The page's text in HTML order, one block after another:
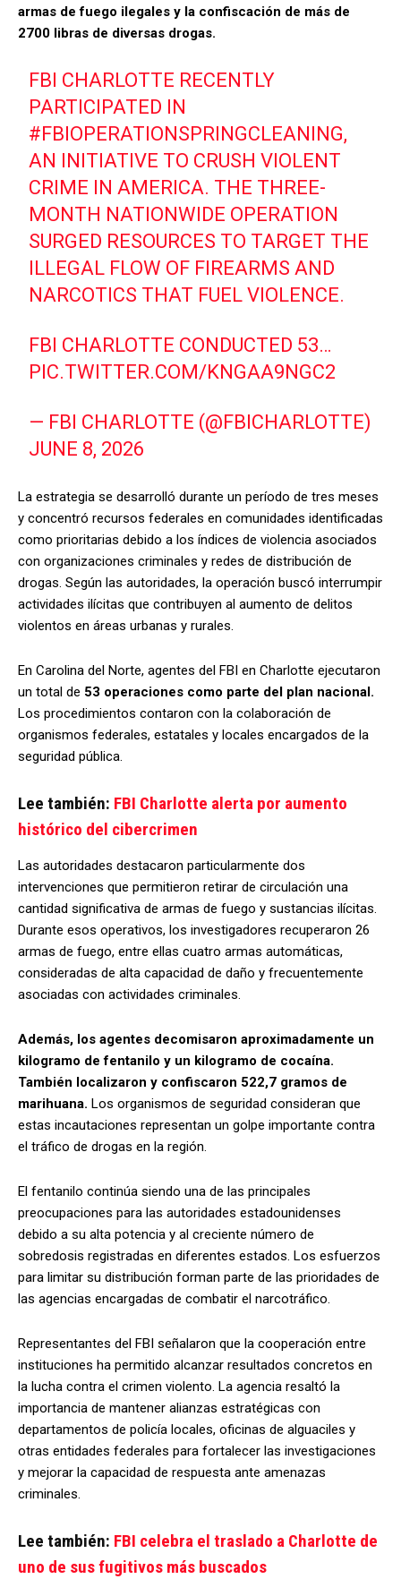
armas de fuego ilegales y la confiscación de más de
2700 libras de diversas drogas.
FBI CHARLOTTE RECENTLY
PARTICIPATED IN
#FBIOPERATIONSPRINGCLEANING,
AN INITIATIVE TO CRUSH VIOLENT
CRIME IN AMERICA. THE THREE-
MONTH NATIONWIDE OPERATION
SURGED RESOURCES TO TARGET THE
ILLEGAL FLOW OF FIREARMS AND
NARCOTICS THAT FUEL VIOLENCE.
FBI CHARLOTTE CONDUCTED 53…
PIC.TWITTER.COM/KNGAA9NGC2
— FBI CHARLOTTE (@FBICHARLOTTE)
JUNE 8, 2026
La estrategia se desarrolló durante un período de tres meses
y concentró recursos federales en comunidades identificadas
como prioritarias debido a los índices de violencia asociados
con organizaciones criminales y redes de distribución de
drogas. Según las autoridades, la operación buscó interrumpir
actividades ilícitas que contribuyen al aumento de delitos
violentos en áreas urbanas y rurales.
En Carolina del Norte, agentes del FBI en Charlotte ejecutaron
un total de 53 operaciones como parte del plan nacional.
Los procedimientos contaron con la colaboración de
organismos federales, estatales y locales encargados de la
seguridad pública.
Lee también: FBI Charlotte alerta por aumento
histórico del cibercrimen
Las autoridades destacaron particularmente dos
intervenciones que permitieron retirar de circulación una
cantidad significativa de armas de fuego y sustancias ilícitas.
Durante esos operativos, los investigadores recuperaron 26
armas de fuego, entre ellas cuatro armas automáticas,
consideradas de alta capacidad de daño y frecuentemente
asociadas con actividades criminales.
Además, los agentes decomisaron aproximadamente un
kilogramo de fentanilo y un kilogramo de cocaína.
También localizaron y confiscaron 522,7 gramos de
marihuana. Los organismos de seguridad consideran que
estas incautaciones representan un golpe importante contra
el tráfico de drogas en la región.
El fentanilo continúa siendo una de las principales
preocupaciones para las autoridades estadounidenses
debido a su alta potencia y al creciente número de
sobredosis registradas en diferentes estados. Los esfuerzos
para limitar su distribución forman parte de las prioridades de
las agencias encargadas de combatir el narcotráfico.
Representantes del FBI señalaron que la cooperación entre
instituciones ha permitido alcanzar resultados concretos en
la lucha contra el crimen violento. La agencia resaltó la
importancia de mantener alianzas estratégicas con
departamentos de policía locales, oficinas de alguaciles y
otras entidades federales para fortalecer las investigaciones
y mejorar la capacidad de respuesta ante amenazas
criminales.
Lee también: FBI celebra el traslado a Charlotte de
uno de sus fugitivos más buscados